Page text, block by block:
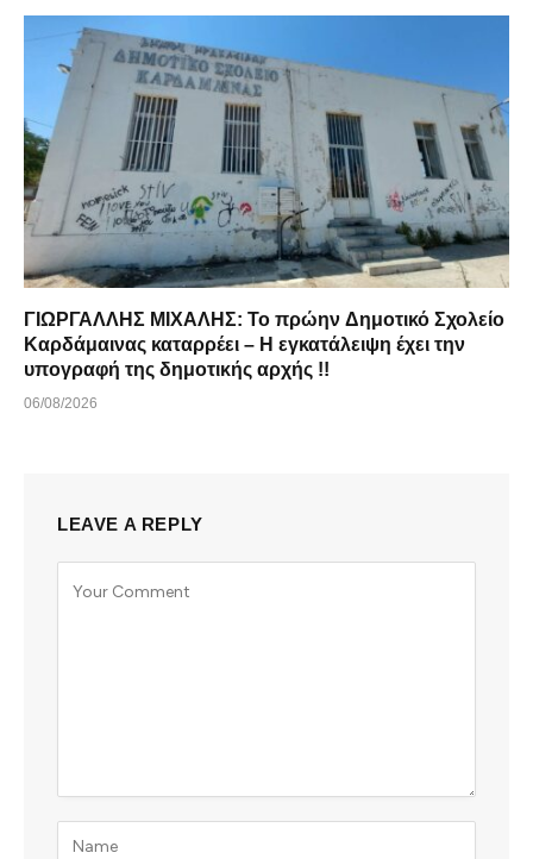
ΓΙΩΡΓΑΛΛΗΣ ΜΙΧΑΛΗΣ: Το πρώην Δημοτικό Σχολείο
Καρδάμαινας καταρρέει – Η εγκατάλειψη έχει την
υπογραφή της δημοτικής αρχής !!
06/08/2026
LEAVE A REPLY